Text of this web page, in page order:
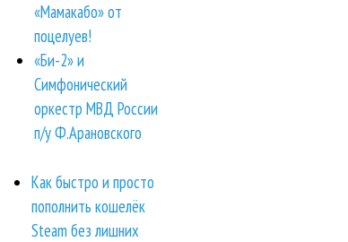
«Мамакабо» от
поцелуев!
«Би-2» и
Симфонический
оркестр МВД России
п/у Ф.Арановского
Как быстро и просто
пополнить кошелёк
Steam без лишних